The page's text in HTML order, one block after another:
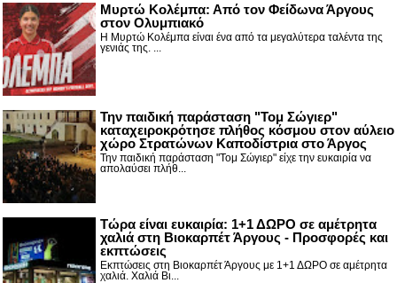
Μυρτώ Κολέμπα: Από τον Φείδωνα Άργους
στον Ολυμπιακό
Η Μυρτώ Κολέμπα είναι ένα από τα μεγαλύτερα ταλέντα της
γενιάς της. ...
Την παιδική παράσταση "Τομ Σώγιερ"
καταχειροκρότησε πλήθος κόσμου στον αύλειο
χώρο Στρατώνων Καποδίστρια στο Άργος
Την παιδική παράσταση "Τομ Σώγιερ" είχε την ευκαιρία να
απολαύσει πλήθ...
Τώρα είναι ευκαιρία: 1+1 ΔΩΡΟ σε αμέτρητα
χαλιά στη Βιοκαρπέτ Άργους - Προσφορές και
εκπτώσεις
Εκπτώσεις στη Βιοκαρπέτ Άργους με 1+1 ΔΩΡΟ σε αμέτρητα
χαλιά. Χαλιά Βι...